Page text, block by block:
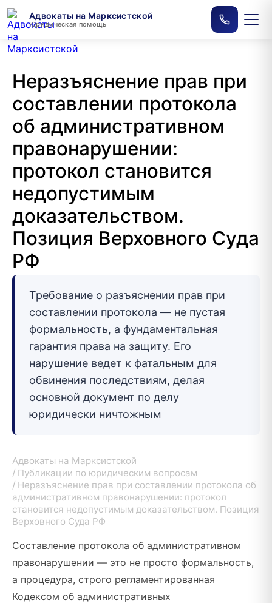
Адвокаты на Марксистской
Юридическая помощь
Неразъяснение прав при
составлении протокола
об административном
правонарушении:
протокол становится
недопустимым
доказательством.
Позиция Верховного Суда
РФ
Требование о разъяснении прав при
составлении протокола — не пустая
формальность, а фундаментальная
гарантия права на защиту. Его
нарушение ведет к фатальным для
обвинения последствиям, делая
основной документ по делу
юридически ничтожным
Адвокаты на Марксистской
Публикации по юридическим вопросам
Неразъяснение прав при составлении протокола об
административном правонарушении: протокол
становится недопустимым доказательством. Позиция
Верховного Суда РФ
Составление протокола об административном
правонарушении — это не просто формальность,
а процедура, строго регламентированная
Кодексом об административных